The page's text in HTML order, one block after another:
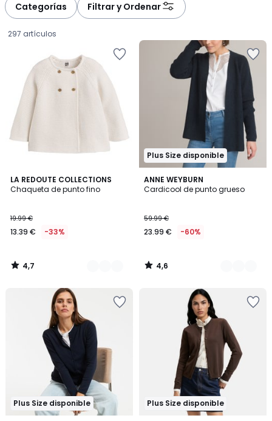
Categorías Filtrar y Ordenar
297 artículos
LA REDOUTE COLLECTIONS
Chaqueta de punto fino
€
en
de
19.99
descuento
19.99 €
13.39 € -33%
4,7
/ 5
2
Colores
4,7
/
Plus Size disponible
ANNE WEYBURN
Cardicool de punto grueso
59.99 €
23.99 € -60%
4,6
/ 5
2
Colores
4,6
/
Plus Size disponible Plus Size disponible